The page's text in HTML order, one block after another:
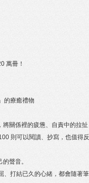
萬冊！
的療癒禮物
關係裡的疲憊、自責中的拉
則可以閱讀、抄寫，也值得反
聲音。
打結已久的心緒，都會隨著筆